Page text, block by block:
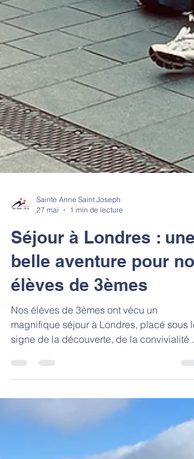
Sainte Anne Saint Joseph
27 mai
1 min de lecture
Séjour à Londres : une
belle aventure pour nos
élèves de 3èmes
Nos élèves de 3èmes ont vécu un
signe de la découverte, de la convivialité et
de la bonne humeur. Malgré une arrivée
légèrement retardée par des contrôles aux
frontières plus longs que prévu, le voyage a
très bien commencé avec une initiation au
cricket dans le superbe parc de
une activité originale particulièrement